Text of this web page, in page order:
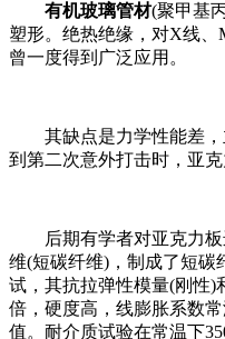
有机玻璃管材(聚甲基
塑形。绝热绝缘，对X线
曾一度得到广泛应用。
其缺点是力学性能差，
到第二次意外打击时，亚克
后期有学者对亚克力板
维(短碳纤维)，制成了短碳
试，其抗拉弹性模量(刚性)
倍，硬度高，线膨胀系数
值。耐介质试验在常温下